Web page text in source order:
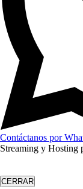
Contáctanos por
Streaming y Hosting
CERRAR